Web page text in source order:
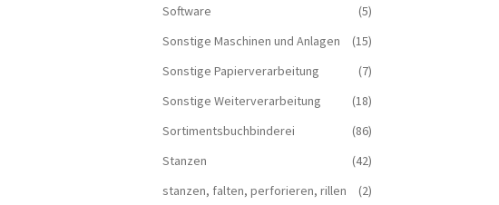
Software
(5)
Sonstige Maschinen und Anlagen
(15)
Sonstige Papierverarbeitung
(7)
Sonstige Weiterverarbeitung
(18)
Sortimentsbuchbinderei
(86)
Stanzen
(42)
stanzen, falten, perforieren, rillen
(2)